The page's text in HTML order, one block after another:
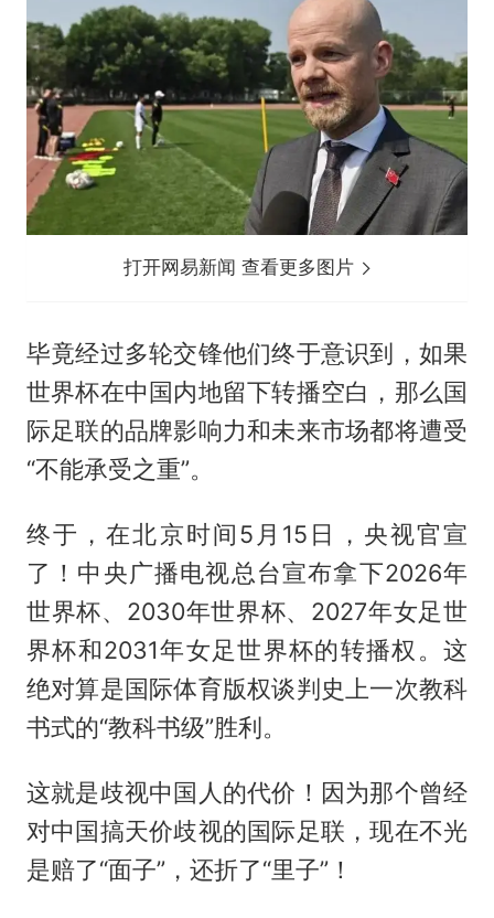
打开网易新闻 查看更多图片
毕竟经过多轮交锋他们终于意识到，如果
世界杯在中国内地留下转播空白，那么国
际足联的品牌影响力和未来市场都将遭受
“不能承受之重”。
终于，在北京时间5月15日，央视官宣
了！中央广播电视总台宣布拿下2026年
世界杯、2030年世界杯、2027年女足世
界杯和2031年女足世界杯的转播权。这
绝对算是国际体育版权谈判史上一次教科
书式的“教科书级”胜利。
这就是歧视中国人的代价！因为那个曾经
对中国搞天价歧视的国际足联，现在不光
是赔了“面子”，还折了“里子”！